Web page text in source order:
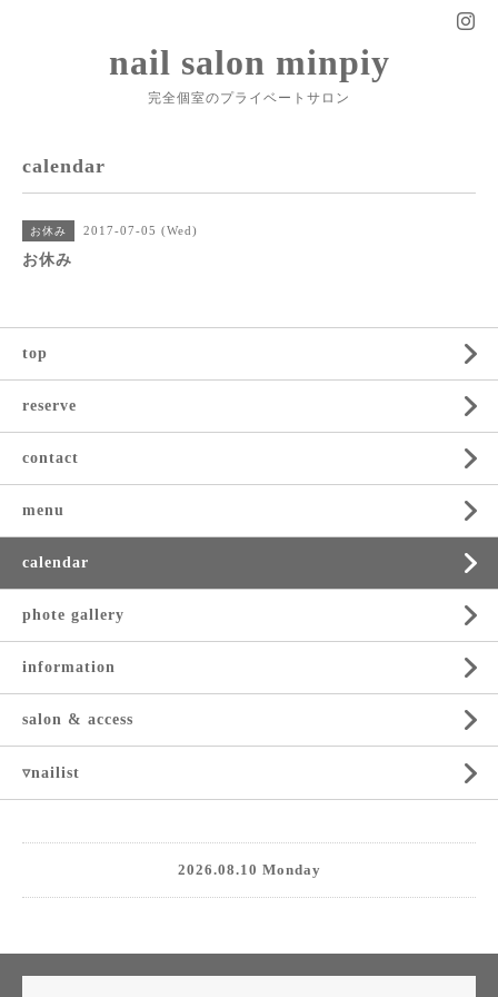
nail salon minpiy
完全個室のプライベートサロン
calendar
お休み 2017-07-05 (Wed)
お休み
top
reserve
contact
menu
calendar
phote gallery
information
salon & access
▿nailist
2026.08.10 Monday